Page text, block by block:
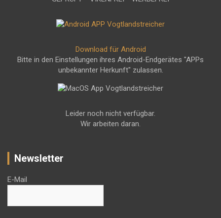
Download für Android
Bitte in den Einstellungen ihres Android-Endgerätes "APPs
unbekannter Herkunft" zulassen.
Leider noch nicht verfügbar.
Wir arbeiten daran.
Newsletter
E-Mail